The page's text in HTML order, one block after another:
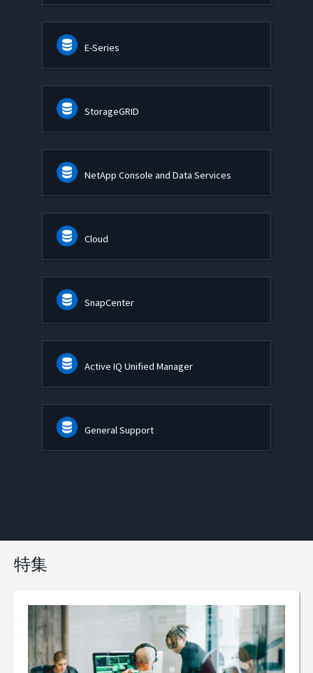
E-Series
StorageGRID
NetApp Console and Data Services
Cloud
SnapCenter
Active IQ Unified Manager
General Support
特集